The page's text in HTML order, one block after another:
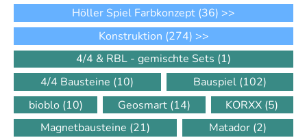
Höller Spiel Farbkonzept (36) >>
Konstruktion (274) >>
4/4 & RBL - gemischte Sets (1)
4/4 Bausteine (10) Bauspiel (102)
bioblo (10) Geosmart (14) KORXX (5)
Magnetbausteine (21) Matador (2)